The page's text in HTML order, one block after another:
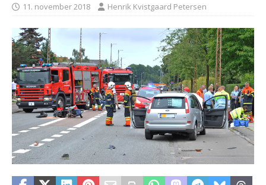
11. november 2018 Henrik Kvistgaard Petersen